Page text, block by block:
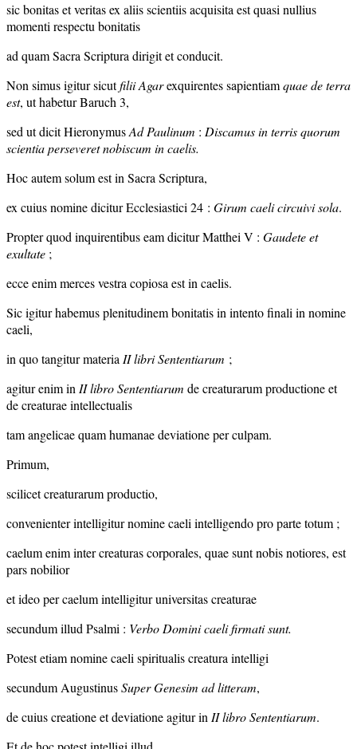
sic bonitas et veritas ex aliis scientiis acquisita est quasi nullius
momenti respectu bonitatis
ad quam Sacra Scriptura dirigit et conducit.
Non simus igitur sicutfilii Agarexquirentes sapientiamquae de terra
est, ut habetur Baruch 3,
sed ut dicit HieronymusAd Paulinum : Discamus in terris quorum
scientia perseveret nobiscum in caelis.
Hoc autem solum est in Sacra Scriptura,
ex cuius nomine dicitur Ecclesiastici 24 : Girum caeli circuivi sola.
Propter quod inquirentibus eam dicitur Matthei V : Gaudete et
exultate ;
ecce enim merces vestra copiosa est in caelis.
Sic igitur habemus plenitudinem bonitatis in intento finali in nomine
caeli,
in quo tangitur materia II libri Sententiarum ;
agitur enim in II libro Sententiarum de creaturarum productione et
de creaturae intellectualis
tam angelicae quam humanae deviatione per culpam.
Primum,
scilicet creaturarum productio,
convenienter intelligitur nomine caeli intelligendo pro parte totum ;
caelum enim inter creaturas corporales, quae sunt nobis notiores, est
pars nobilior
et ideo per caelum intelligitur universitas creaturae
secundum illud Psalmi : Verbo Domini caeli firmati sunt.
Potest etiam nomine caeli spiritualis creatura intelligi
secundum AugustinusSuper Genesim ad litteram,
de cuius creatione et deviatione agitur in II libro Sententiarum.